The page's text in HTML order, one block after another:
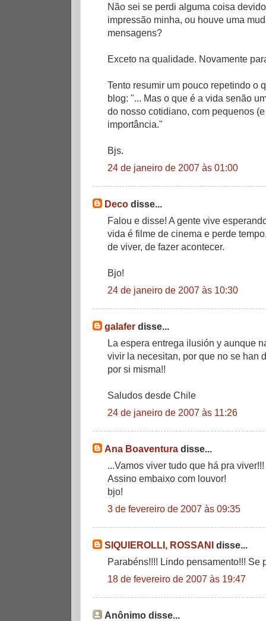
Não sei se perdi alguma coisa
impressão minha, ou houve uma
mensagens?
Exceto na qualidade. Novamente
Tento resumir um pouco repetindo o
blog: "... Mas o que é a vida senão
do nosso cotidiano, com pequenos
importância."
Bjs.
24 de janeiro de 2007 às 01:00
Deco disse...
Falou e disse! A gente vive
vida é filme de cinema e perde
de viver, de fazer acontecer.
Bjo!
24 de janeiro de 2007 às 10:30
galafer disse...
La espera entrega ilusión y aunque
vivir la necesitan, por que no se han
por si misma!!
Saludos desde Chile
24 de janeiro de 2007 às 11:26
Ana Boaventura disse...
...Vamos viver tudo que há pra viver!!!
Assino embaixo com louvor!
bjo!
3 de fevereiro de 2007 às 09:35
SIQUIEROLLI, ROSSANI disse...
Parabéns!!!! Lindo pensamento!!! Se
18 de fevereiro de 2007 às 19:47
Anônimo disse...